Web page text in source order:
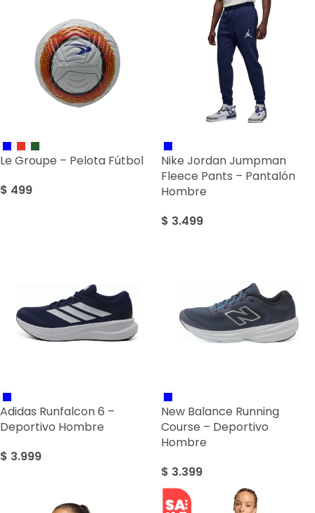
Le Groupe – Pelota Fútbol
$ 499
Nike Jordan Jumpman
Fleece Pants – Pantalón
Hombre
$ 3.499
Adidas Runfalcon 6 –
Deportivo Hombre
$ 3.999
New Balance Running
Course – Deportivo
Hombre
$ 3.399